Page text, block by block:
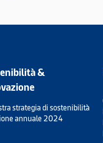
&
strategia di sostenibilità
annuale 2024